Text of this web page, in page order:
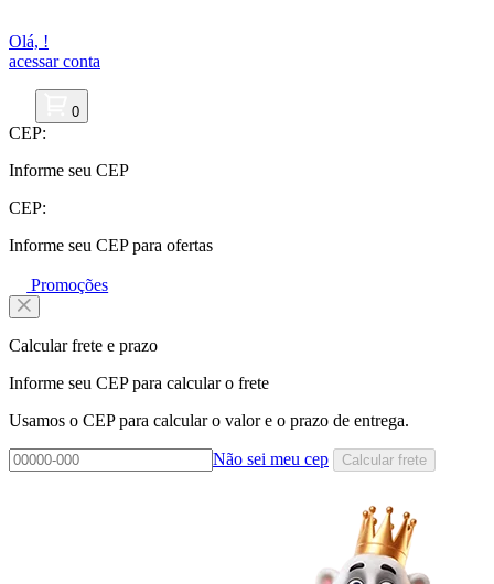
Olá, !
acessar conta
0
CEP:
Informe seu CEP
CEP:
Informe seu CEP para ofertas
Promoções
Calcular frete e prazo
Informe seu CEP para calcular o frete
Usamos o CEP para calcular o valor e o prazo de entrega.
Não sei meu cep Calcular frete